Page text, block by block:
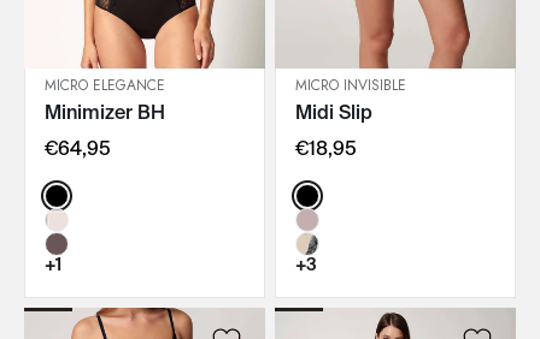
IN DEN WARENKORB
MICRO ELEGANCE
Minimizer BH
€64,95
Color:
+1
IN DEN WARENKORB
MICRO INVISIBLE
Midi Slip
€18,95
Color:
+3